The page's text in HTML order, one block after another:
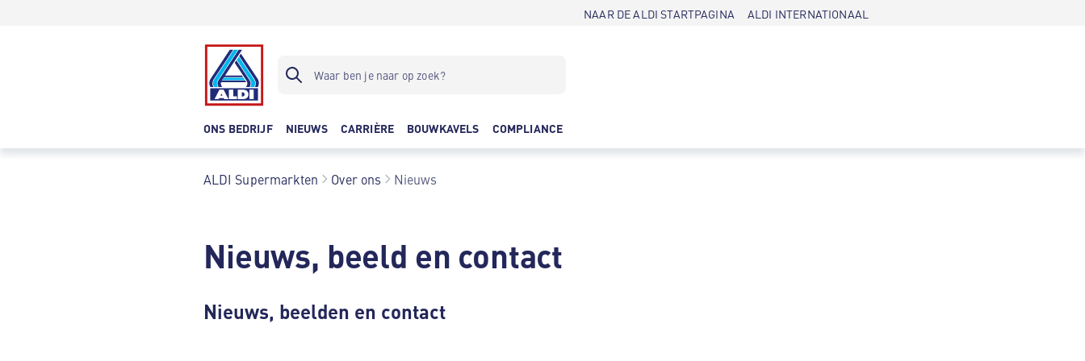
NAAR DE ALDI STARTPAGINA ALDI INTERNATIONAAL
ONS BEDRIJF NIEUWS CARRIÈRE BOUWKAVELS COMPLIANCE
ALDI Supermarkten Over ons Nieuws
Nieuws, beeld en contact
Nieuws, beelden en contact